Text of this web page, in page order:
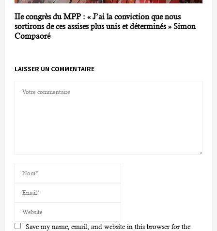
IIe congrès du MPP : « J’ai la conviction que nous
sortirons de ces assises plus unis et déterminés » Simon
Compaoré
LAISSER UN COMMENTAIRE
Save my name, email, and website in this browser for the